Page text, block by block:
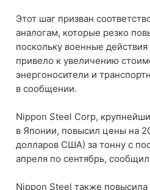
Этот шаг призван
аналогам, которые резко
поскольку военные
привело к увеличению
энергоносители и
в сообщении.
Nippon Steel Corp,
в Японии, повысил цены на
долларов США) за тонну с
апреля по сентябрь,
Nippon Steel также